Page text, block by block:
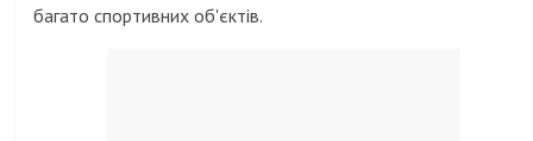
багато спортивних об'єктів.